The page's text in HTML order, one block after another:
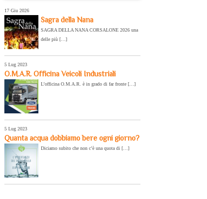
17 Giu 2026
Sagra della Nana
SAGRA DELLA NANA CORSALONE 2026 una
delle più […]
5 Lug 2023
O.M.A.R. Officina Veicoli Industriali
L’officina O.M.A.R. è in grado di far fronte […]
5 Lug 2023
Quanta acqua dobbiamo bere ogni giorno?
Diciamo subito che non c’è una quota di […]